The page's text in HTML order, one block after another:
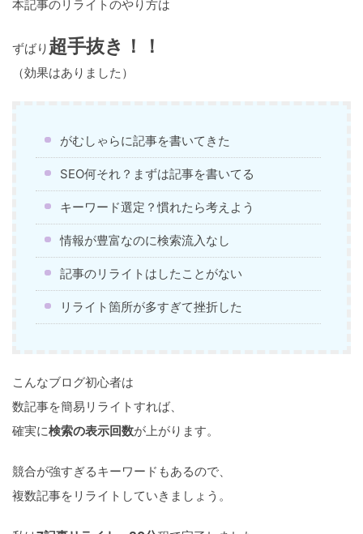
本記事のリライトのやり方は
ずばり 超手抜き！！
（効果はありました）
がむしゃらに記事を書いてきた
SEO何それ？まずは記事を書いてる
キーワード選定？慣れたら考えよう
情報が豊富なのに検索流入なし
記事のリライトはしたことがない
リライト箇所が多すぎて挫折した
こんなブログ初心者は
数記事を簡易リライトすれば、
確実に検索の表示回数が上がります。
競合が強すぎるキーワードもあるので、
複数記事をリライトしていきましょう。